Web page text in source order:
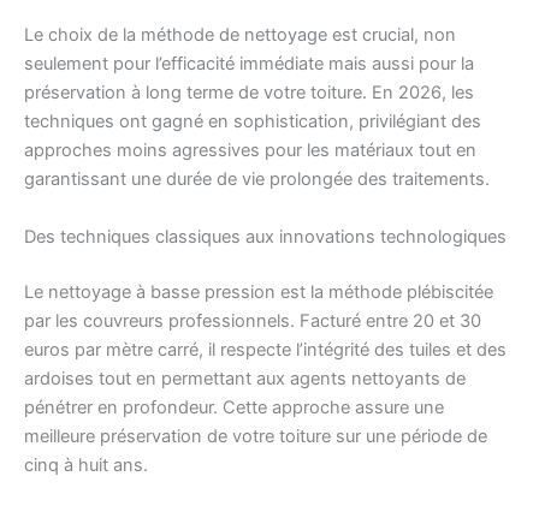
Le choix de la méthode de nettoyage est crucial, non
seulement pour l’efficacité immédiate mais aussi pour la
préservation à long terme de votre toiture. En 2026, les
techniques ont gagné en sophistication, privilégiant des
approches moins agressives pour les matériaux tout en
garantissant une durée de vie prolongée des traitements.
Des techniques classiques aux innovations technologiques
Le nettoyage à basse pression est la méthode plébiscitée
par les couvreurs professionnels. Facturé entre 20 et 30
euros par mètre carré, il respecte l’intégrité des tuiles et des
ardoises tout en permettant aux agents nettoyants de
pénétrer en profondeur. Cette approche assure une
meilleure préservation de votre toiture sur une période de
cinq à huit ans.